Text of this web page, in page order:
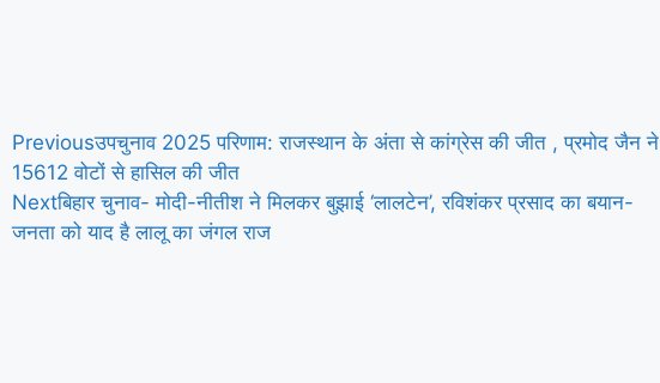
Previousउपचुनाव 2025 परिणाम: राजस्थान के अंता से कांग्रेस की जीत , प्रमोद जैन ने
15612 वोटों से हासिल की जीत
Nextबिहार चुनाव- मोदी-नीतीश ने मिलकर बुझाई ‘लालटेन’, रविशंकर प्रसाद का बयान-
जनता को याद है लालू का जंगल राज